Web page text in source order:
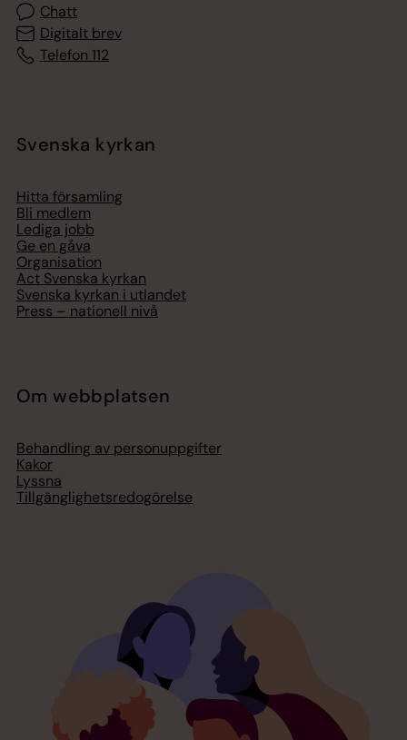
Chatt
Digitalt brev
Telefon 112
Svenska kyrkan
Hitta församling
Bli medlem
Lediga jobb
Ge en gåva
Organisation
Act Svenska kyrkan
Svenska kyrkan i utlandet
Press – nationell nivå
Om webbplatsen
Behandling av personuppgifter
Kakor
Lyssna
Tillgänglighetsredogörelse